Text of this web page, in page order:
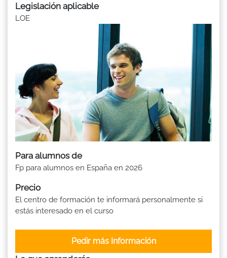
Legislación aplicable
LOE
Para alumnos de
Fp para alumnos en España en 2026
Precio
El centro de formación te informará personalmente si
estás interesado en el curso
Pedir más Información